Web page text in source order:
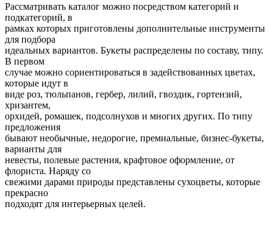
Рассматривать каталог можно посредством категорий и
подкатегорий, в
рамках которых приготовлены дополнительные инструменты
для подбора
идеальных вариантов. Букеты распределены по составу, типу.
В первом
случае можно сориентироваться в задействованных цветах,
которые идут в
виде роз, тюльпанов, гербер, лилий, гвоздик, гортензий,
хризантем,
орхидей, ромашек, подсолнухов и многих других. По типу
предложения
бывают необычные, недорогие, премиальные, бизнес-букеты,
варианты для
невесты, полевые растения, крафтовое оформление, от
флориста. Наряду со
свежими дарами природы представлены сухоцветы, которые
прекрасно
подходят для интерьерных целей.